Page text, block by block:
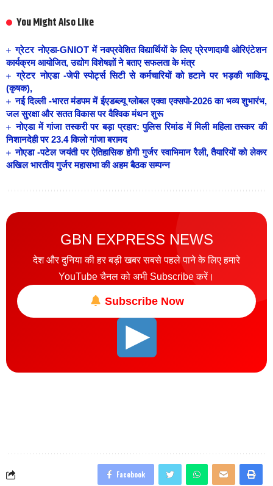
You Might Also Like
ग्रेटर नोएडा-GNIOT में नवप्रवेशित विद्यार्थियों के लिए प्रेरणादायी ओरिएंटेशन
कार्यक्रम आयोजित, उद्योग विशेषज्ञों ने बताए सफलता के मंत्र
ग्रेटर नोएडा -जेपी स्पोर्ट्स सिटी से कर्मचारियों को हटाने पर भड़की भाकियू
(कृषक),
नई दिल्ली -भारत मंडपम में ईएडब्ल्यू ग्लोबल एक्वा एक्सपो-2026 का भव्य शुभारंभ,
जल सुरक्षा और सतत विकास पर वैश्विक मंथन शुरू
नोएडा में गांजा तस्करी पर बड़ा प्रहार: पुलिस रिमांड में मिली महिला तस्कर की
निशानदेही पर 23.4 किलो गांजा बरामद
नोएडा -पटेल जयंती पर ऐतिहासिक होगी गुर्जर स्वाभिमान रैली, तैयारियों को लेकर
अखिल भारतीय गुर्जर महासभा की अहम बैठक सम्पन्न
GBN EXPRESS NEWS
देश और दुनिया की हर बड़ी खबर सबसे पहले पाने के लिए हमारे
YouTube चैनल को अभी Subscribe करें।
Subscribe Now
Facebook